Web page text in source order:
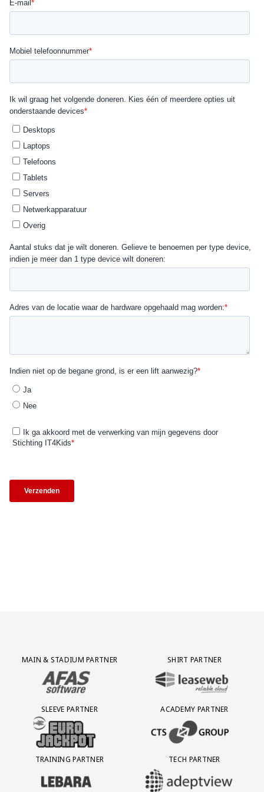
Partner Logos Grid
MAIN & STADIUM PARTNER
BEZOEK ONZE MAIN & STADIUM PARTNER AFAS SOFTWARE
SHIRT PARTNER
BEZOEK ONZE SHIRT PARTNER
SLEEVE PARTNER
BEZOEK ONZE SLEEVE PARTNER EUROJACKPOT
ACADEMY PARTNER
BEZOEK ONZE ACADEMY
TRAINING PARTNER
BEZOEK ONZE TRAINING PARTNER LEBARA
TECH PARTNER
BEZOEK ONZE TECH PARTNER